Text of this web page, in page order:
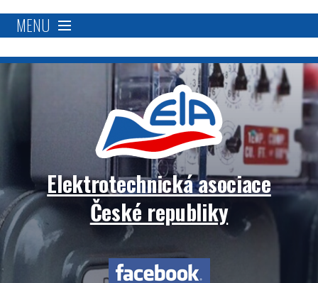
MENU
O nás
Proč se stát členem?
Členská základna
Přímá podpora
Aktivity
Elektrotechnická
Elektrotechnická asociace
České republiky